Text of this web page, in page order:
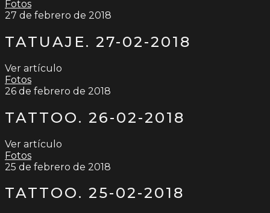
Fotos
27 de febrero de 2018
TATUAJE. 27-02-2018
Ver artículo
Fotos
26 de febrero de 2018
TATTOO. 26-02-2018
Ver artículo
Fotos
25 de febrero de 2018
TATTOO. 25-02-2018